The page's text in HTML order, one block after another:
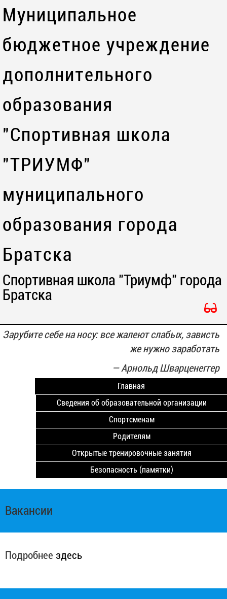
Муниципальное
бюджетное учреждение
дополнительного
образования
"Спортивная школа
"ТРИУМФ"
муниципального
образования города
Братска
Спортивная школа "Триумф" города
Братска
Зарубите себе на носу: все жалеют слабых, зависть
же нужно заработать
—Арнольд Шварценеггер
Главная
Сведения об образовательной организации
Спортсменам
Родителям
Открытые тренировочные занятия
Безопасность (памятки)
Вакансии
Подробнее здесь